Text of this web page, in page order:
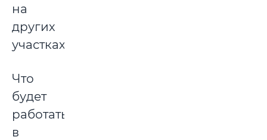
на
других
участках.
Что
будет
работать
в